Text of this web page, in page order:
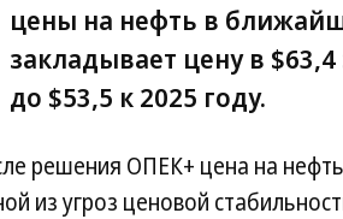
цены на нефть в
закладывает цену в
до $53,5 к 2025 году.
решения ОПЕК+ цена на
из угроз ценовой